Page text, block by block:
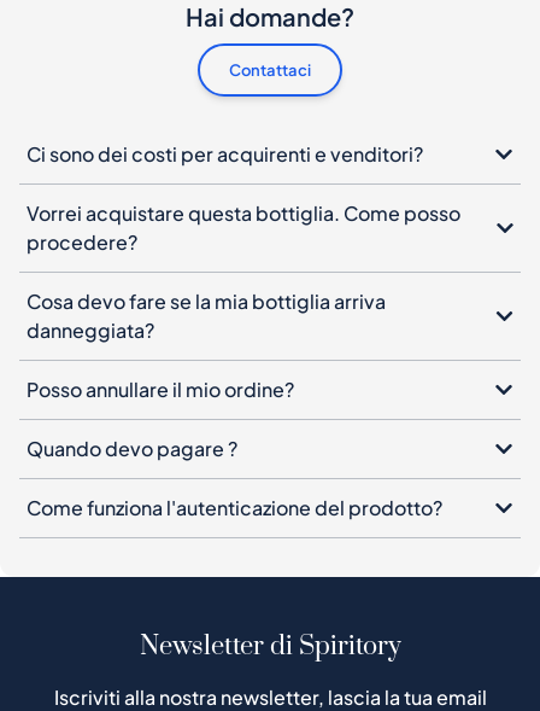
Hai domande?
Contattaci
Ci sono dei costi per acquirenti e venditori?
Vorrei acquistare questa bottiglia. Come posso
procedere?
Cosa devo fare se la mia bottiglia arriva
danneggiata?
Posso annullare il mio ordine?
Quando devo pagare ?
Come funziona l'autenticazione del prodotto?
Newsletter di Spiritory
Iscriviti alla nostra newsletter, lascia la tua email